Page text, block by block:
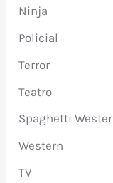
Ninja
Policial
Terror
Teatro
Spaghetti
Western
TV